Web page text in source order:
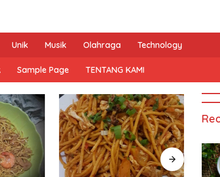
Unik Musik Olahraga Technology
Sample Page TENTANG KAMI